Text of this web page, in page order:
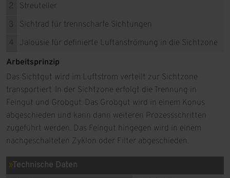
2
Streuteller
3
Sichtrad für trennscharfe Sichtungen
4
Jalousie für definierte Luftanströmung in die Sichtzone
Arbeitsprinzip
Das Sichtgut wird im Luftstrom verteilt zur Sichtzone
transportiert. In der Sichtzone erfolgt die Trennung in
Feingut und Grobgut. Das Grobgut wird in einem Konus
abgeschieden und kann dann weiteren Prozessschritten
zugeführt werden. Das Feingut hingegen wird in einem
nachgeschalteten Zyklon oder Filter abgeschieden.
Technische Daten